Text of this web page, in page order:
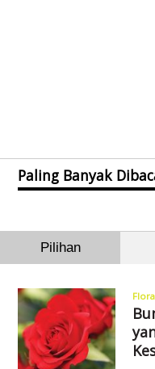
Paling Banyak
Pilihan
Flora